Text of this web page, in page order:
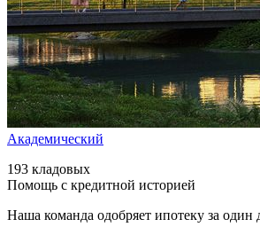
Академический
193 кладовых
Помощь с кредитной историей
Наша команда одобряет ипотеку за один